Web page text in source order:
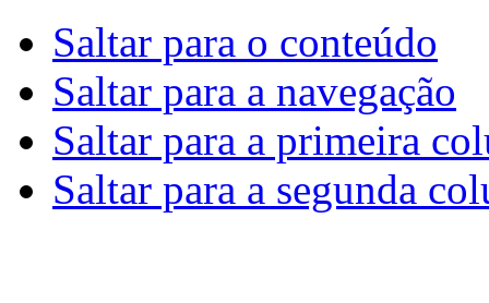
Saltar para o conteúdo
Saltar para a navegação
Saltar para a primeira
Saltar para a segunda